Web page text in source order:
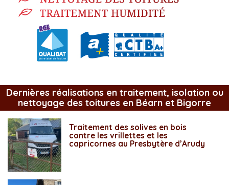
Dernières réalisations en traitement, isolation ou
nettoyage des toitures en Béarn et Bigorre
Traitement des solives en bois
contre les vrillettes et les
capricornes au Presbytère d’Arudy